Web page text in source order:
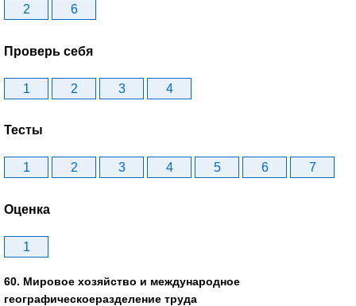
2 6
Проверь себя
1 2 3 4
Тесты
1 2 3 4 5 6 7
Оценка
1
60. Мировое хозяйство и международное
географическоеразделение труда